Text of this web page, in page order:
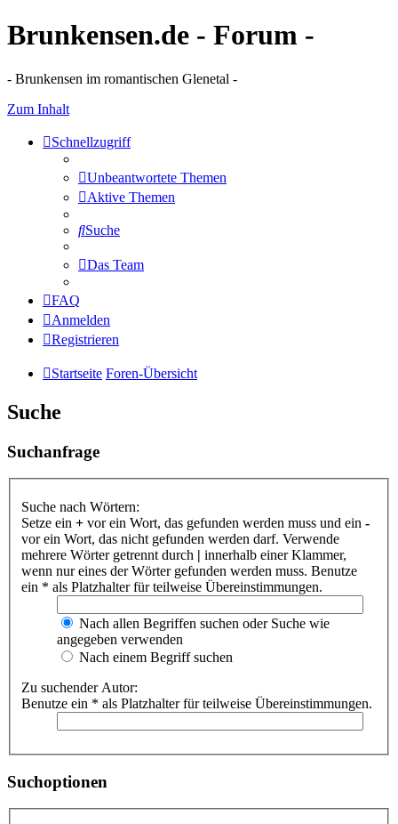
Brunkensen.de - Forum -
- Brunkensen im romantischen Glenetal -
Zum Inhalt
Schnellzugriff
Unbeantwortete Themen
Aktive Themen
Suche
Das Team
FAQ
Anmelden
Registrieren
Startseite Foren-Übersicht
Suche
Suchanfrage
Suche nach Wörtern:
Setze ein + vor ein Wort, das gefunden werden muss und ein -
vor ein Wort, das nicht gefunden werden darf. Verwende
mehrere Wörter getrennt durch | innerhalb einer Klammer,
wenn nur eines der Wörter gefunden werden muss. Benutze
ein * als Platzhalter für teilweise Übereinstimmungen.
Nach allen Begriffen suchen oder Suche wie
angegeben verwenden
Nach einem Begriff suchen
Zu suchender Autor:
Benutze ein * als Platzhalter für teilweise Übereinstimmungen.
Suchoptionen